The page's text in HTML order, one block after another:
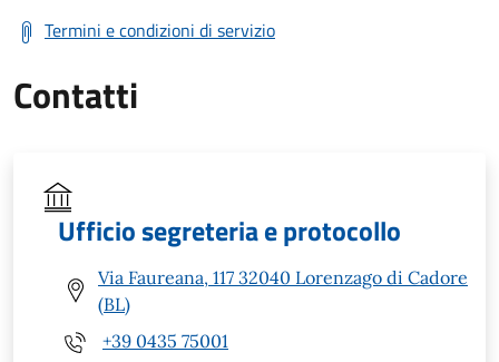
Termini e condizioni di servizio
Contatti
Ufficio segreteria e protocollo
Via Faureana, 117 32040 Lorenzago di Cadore
(BL)
+39 0435 75001